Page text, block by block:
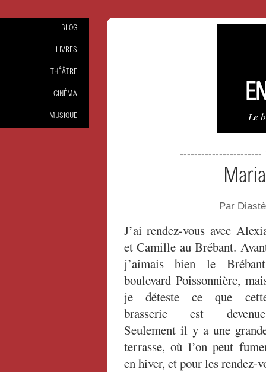
Le
-----------------------
Par
J’ai rendez-vous avec
et Camille au Brébant.
j’aimais bien le
boulevard Poissonnière,
je déteste ce que
brasserie est
Seulement il y a une
terrasse, où l’on peut
en hiver, et pour les rendez-
BLOG
LIVRES
THÉÂTRE
CINÉMA
MUSIQUE